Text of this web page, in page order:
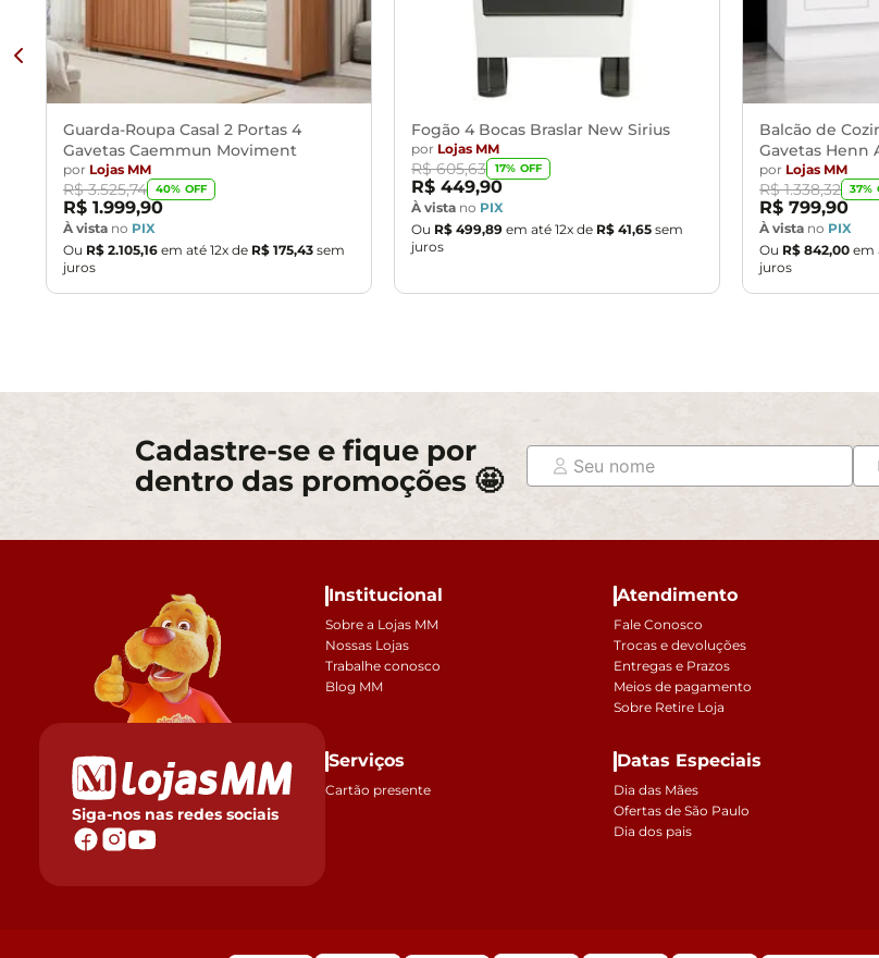
Guarda-Roupa Casal 2 Portas 4
Gavetas Caemmun Moviment
por Lojas MM
R$ 3.525,74 40% OFF
R$ 1.999,90
À vista no PIX
Ou R$ 2.105,16 em até 12x de R$ 175,43 sem
juros
Fogão 4 Bocas Braslar New Sirius
por Lojas MM
R$ 605,63 17% OFF
R$ 449,90
À vista no PIX
Ou R$ 499,89 em até 12x de R$ 41,65 sem
juros
Balcão de
Gavetas Henn
por Lojas MM
R$ 1.338,32 37%
R$ 799,90
À vista no PIX
Ou R$ 842,00 em
juros
Cadastre-se e fique por
dentro das promoções 🤩
Siga-nos nas redes sociais
Institucional
Sobre a Lojas MM
Nossas Lojas
Trabalhe conosco
Blog MM
Atendimento
Fale Conosco
Trocas e devoluções
Entregas e Prazos
Meios de pagamento
Sobre Retire Loja
Serviços
Cartão presente
Datas Especiais
Dia das Mães
Ofertas de São Paulo
Dia dos pais